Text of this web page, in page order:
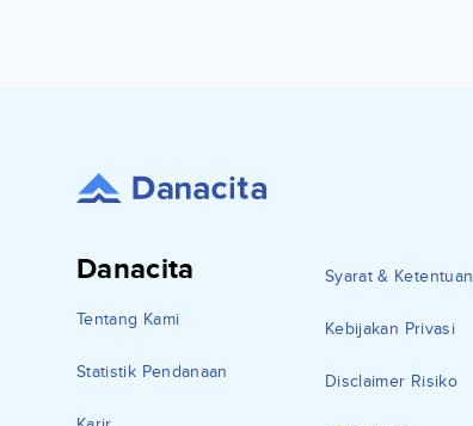
Danacita
Tentang Kami
Statistik Pendanaan
Syarat & Ketentuan
Kebijakan Privasi
Disclaimer Risiko